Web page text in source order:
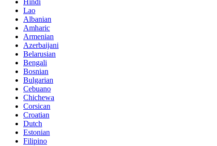
Hindi
Lao
Albanian
Amharic
Armenian
Azerbaijani
Belarusian
Bengali
Bosnian
Bulgarian
Cebuano
Chichewa
Corsican
Croatian
Dutch
Estonian
Filipino